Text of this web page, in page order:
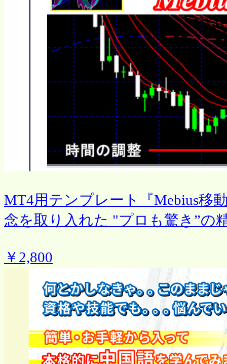
MT4用テンプレート『Mebius移
念を取り入れた "プロも驚き”の
￥2,800